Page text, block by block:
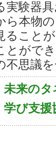
実験器
ら本物
ること
とがで
不思議
未来のタ
学び支援